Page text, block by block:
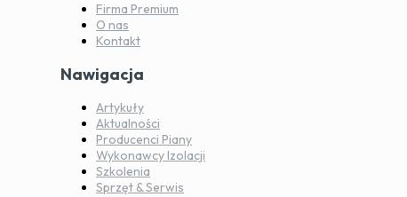
Firma Premium
O nas
Kontakt
Nawigacja
Artykuły
Aktualności
Producenci Piany
Wykonawcy Izolacji
Szkolenia
Sprzęt & Serwis